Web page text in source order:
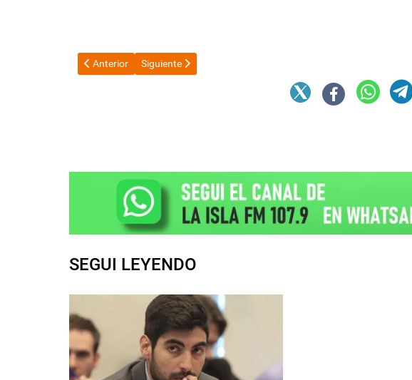
Artículo anterior: Fiesta del Poncho: Entradas para personas con
Anterior Artículo siguiente: La CGT se reúne y se espera que anuncie
Siguiente
SEGUI LEYENDO